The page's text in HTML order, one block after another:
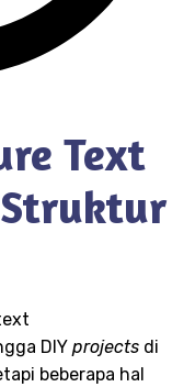
Text
DIY projects di
beberapa hal